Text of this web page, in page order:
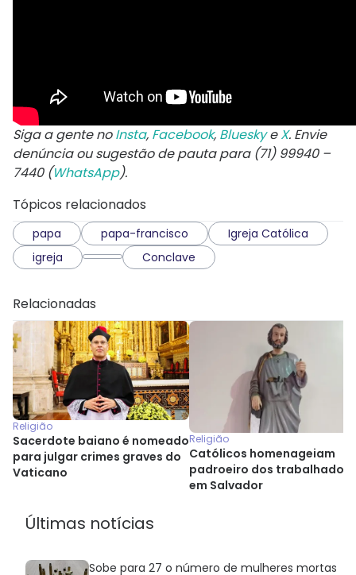
Siga a gente noInsta, Facebook, BlueskyeX. Envie
denúncia ou sugestão de pauta para (71) 99940 –
7440 (WhatsApp).
Tópicos relacionados
papa papa-francisco
Igreja Católica
igreja
Conclave
Relacionadas
Religião
Sacerdote baiano é nomeado
para julgar crimes graves do
Vaticano
Religião
Católicos homenageiam
padroeiro dos
em Salvador
Últimas notícias
Sobe para 27 o número de mulheres mortas